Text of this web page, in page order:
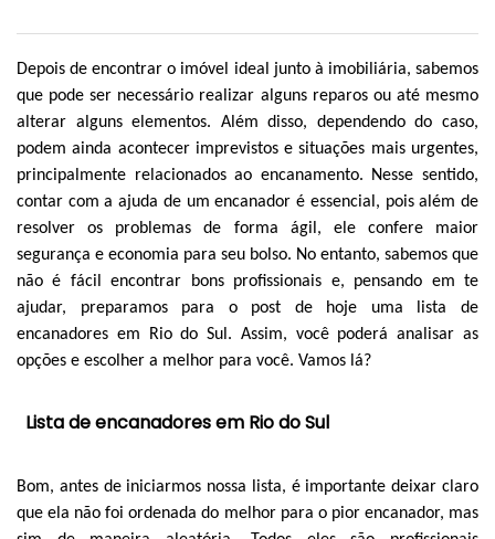
Depois de encontrar o imóvel ideal junto à imobiliária, sabemos
que pode ser necessário realizar alguns reparos ou até mesmo
alterar alguns elementos. Além disso, dependendo do caso,
podem ainda acontecer imprevistos e situações mais urgentes,
principalmente relacionados ao encanamento. Nesse sentido,
contar com a ajuda de um encanador é essencial, pois além de
resolver os problemas de forma ágil, ele confere maior
segurança e economia para seu bolso. No entanto, sabemos que
não é fácil encontrar bons profissionais e, pensando em te
ajudar, preparamos para o post de hoje uma lista de
encanadores em Rio do Sul. Assim, você poderá analisar as
opções e escolher a melhor para você. Vamos lá?
Lista de encanadores em Rio do Sul
Bom, antes de iniciarmos nossa lista, é importante deixar claro
que ela não foi ordenada do melhor para o pior encanador, mas